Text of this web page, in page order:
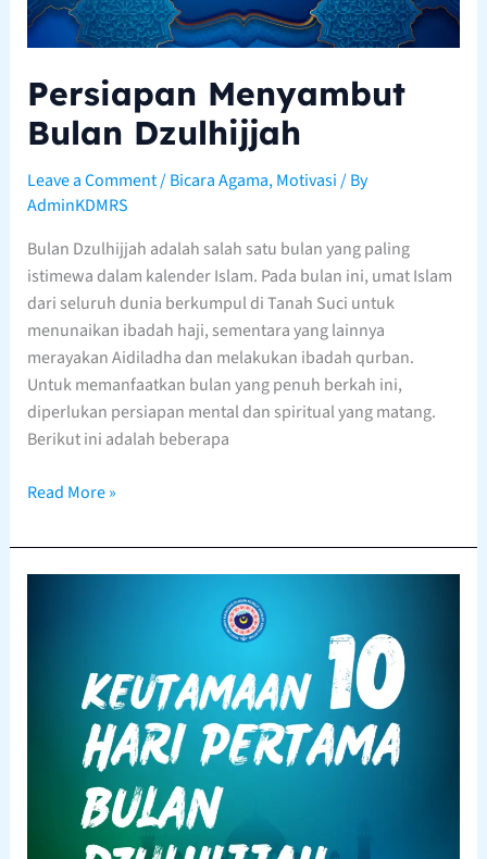
Persiapan Menyambut
Bulan Dzulhijjah
Leave a Comment/Bicara Agama,Motivasi/ By
AdminKDMRS
Bulan Dzulhijjah adalah salah satu bulan yang paling
istimewa dalam kalender Islam. Pada bulan ini, umat Islam
dari seluruh dunia berkumpul di Tanah Suci untuk
menunaikan ibadah haji, sementara yang lainnya
merayakan Aidiladha dan melakukan ibadah qurban.
Untuk memanfaatkan bulan yang penuh berkah ini,
diperlukan persiapan mental dan spiritual yang matang.
Berikut ini adalah beberapa
Read More »
Dzulhijjah